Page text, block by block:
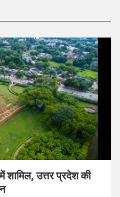
शामिल, उत्तर प्रदेश की